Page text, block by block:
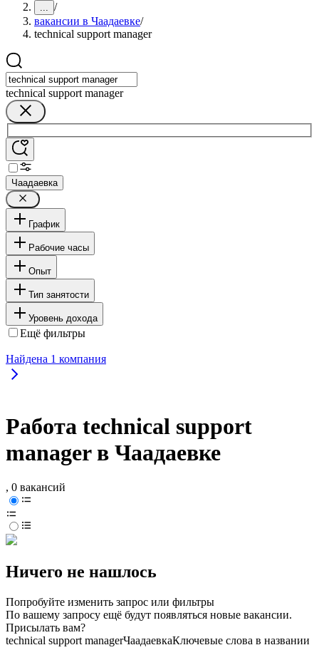
... /
вакансии в Чаадаевке/
technical support manager
technical support manager
Чаадаевка
График
Рабочие часы
Опыт
Тип занятости
Уровень дохода
Ещё фильтры
Найдена 1 компания
Работа technical support
manager в Чаадаевке
, 0 вакансий
Ничего не нашлось
Попробуйте изменить запрос или фильтры
По вашему запросу ещё будут появляться новые вакансии.
Присылать вам?
technical support managerЧаадаевкаКлючевые слова в названии